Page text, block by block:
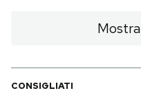
CONSIGLIATI